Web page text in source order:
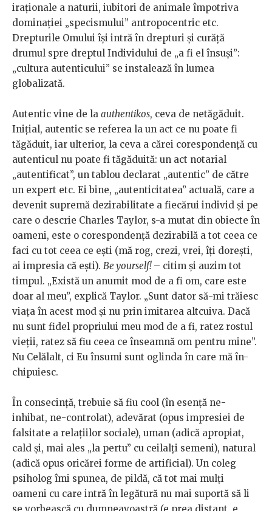
iraționale a naturii, iubitori de animale împotriva
dominației „specismului” antropocentric etc.
Drepturile Omului își intră în drepturi și curăță
drumul spre dreptul Individului de „a fi el însuși”:
„cultura autenticului” se instalează în lumea
globalizată.
Autentic vine de la authentikos, ceva de netăgăduit.
Inițial, autentic se referea la un act ce nu poate fi
tăgăduit, iar ulterior, la ceva a cărei corespondență cu
autenticul nu poate fi tăgăduită: un act notarial
„autentificat”, un tablou declarat „autentic” de către
un expert etc. Ei bine, „autenticitatea” actuală, care a
devenit supremă dezirabilitate a fiecărui individ și pe
care o descrie Charles Taylor, s-a mutat din obiecte în
oameni, este o corespondență dezirabilă a tot ceea ce
faci cu tot ceea ce ești (mă rog, crezi, vrei, îți dorești,
ai impresia că ești). Be yourself! – citim și auzim tot
timpul. „Există un anumit mod de a fi om, care este
doar al meu”, explică Taylor. „Sunt dator să-mi trăiesc
viața în acest mod și nu prin imitarea altcuiva. Dacă
nu sunt fidel propriului meu mod de a fi, ratez rostul
vieții, ratez să fiu ceea ce înseamnă om pentru mine”.
Nu Celălalt, ci Eu însumi sunt oglinda în care mă în-
chipuiesc.
În consecință, trebuie să fiu cool (în esență ne-
inhibat, ne-controlat), adevărat (opus impresiei de
falsitate a relațiilor sociale), uman (adică apropiat,
cald și, mai ales „la pertu” cu ceilalți semeni), natural
(adică opus oricărei forme de artificial). Un coleg
psiholog îmi spunea, de pildă, că tot mai mulți
oameni cu care intră în legătură nu mai suportă să li